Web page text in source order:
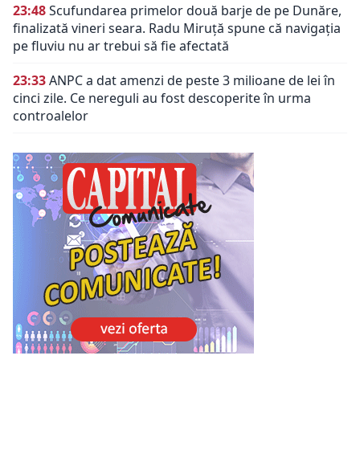
23:48Scufundarea primelor două barje de pe Dunăre,
finalizată vineri seara. Radu Miruță spune că navigația
pe fluviu nu ar trebui să fie afectată
23:33ANPC a dat amenzi de peste 3 milioane de lei în
cinci zile. Ce nereguli au fost descoperite în urma
controalelor